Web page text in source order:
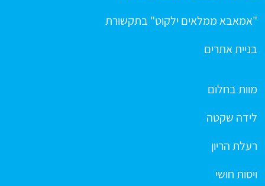
"אמאבא ממלאים ילקוט" בתקשורת
בניית אתרים
מוות בחלום
לידה שקטה
רעלת הריון
ויסות חושי